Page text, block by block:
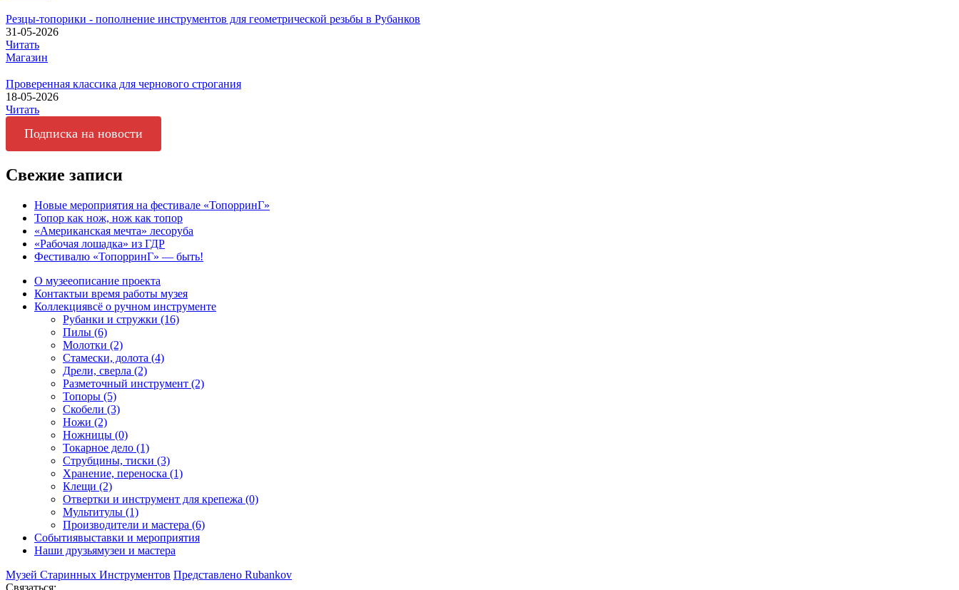
Резцы-топорики - пополнение инструментов для геометрической резьбы в Рубанков
31-05-2026
Читать
Магазин
Проверенная классика для чернового строгания
18-05-2026
Читать
Подписка на новости
Свежие записи
Новые мероприятия на фестивале «ТопорринГ»
Топор как нож, нож как топор
«Американская мечта» лесоруба
«Рабочая лошадка» из ГДР
Фестивалю «ТопорринГ» — быть!
О музееописание проекта
Контактыи время работы музея
Коллекциявсё о ручном инструменте
Рубанки и стружки (16)
Пилы (6)
Молотки (2)
Стамески, долота (4)
Дрели, сверла (2)
Разметочный инструмент (2)
Топоры (5)
Скобели (3)
Ножи (2)
Ножницы (0)
Токарное дело (1)
Струбцины, тиски (3)
Хранение, переноска (1)
Клещи (2)
Отвертки и инструмент для крепежа (0)
Мультитулы (1)
Производители и мастера (6)
Событиявыставки и мероприятия
Наши друзьямузеи и мастера
Музей Старинных Инструментов Представлено Rubankov